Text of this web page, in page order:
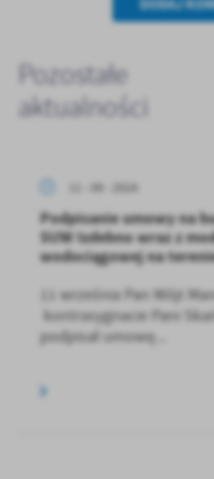
DODAJ
Pozostałe
aktualności
11 - 09 - 2024
Podpisanie umowy na
SUW Izdebno wraz z
wodociągowej na
11 września Pan Wójt
kontrasygnacie Pani
podpisał umowę...